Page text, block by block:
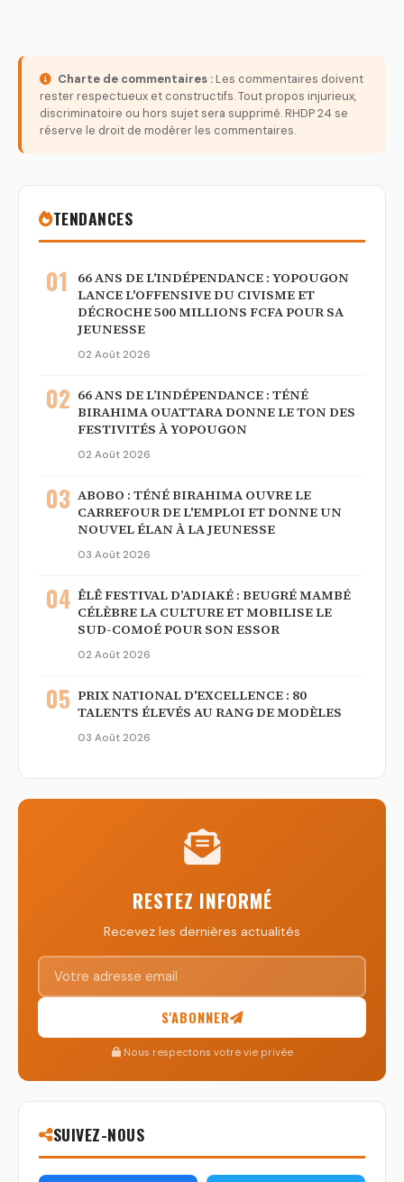
Charte de commentaires : Les commentaires doivent
rester respectueux et constructifs. Tout propos injurieux,
discriminatoire ou hors sujet sera supprimé. RHDP 24 se
réserve le droit de modérer les commentaires.
TENDANCES
01
66 ANS DE L'INDÉPENDANCE : YOPOUGON
LANCE L'OFFENSIVE DU CIVISME ET
DÉCROCHE 500 MILLIONS FCFA POUR SA
JEUNESSE
02 Août 2026
02 66 ANS DE L’INDÉPENDANCE : TÉNÉ
BIRAHIMA OUATTARA DONNE LE TON DES
FESTIVITÉS À YOPOUGON
02 Août 2026
03 ABOBO : TÉNÉ BIRAHIMA OUVRE LE
CARREFOUR DE L'EMPLOI ET DONNE UN
NOUVEL ÉLAN À LA JEUNESSE
03 Août 2026
04 ÊLÊ FESTIVAL D’ADIAKÉ : BEUGRÉ MAMBÉ
CÉLÈBRE LA CULTURE ET MOBILISE LE
SUD-COMOÉ POUR SON ESSOR
02 Août 2026
05 PRIX NATIONAL D'EXCELLENCE : 80
TALENTS ÉLEVÉS AU RANG DE MODÈLES
03 Août 2026
RESTEZ INFORMÉ
Recevez les dernières actualités
S'ABONNER
Nous respectons votre vie privée
SUIVEZ-NOUS